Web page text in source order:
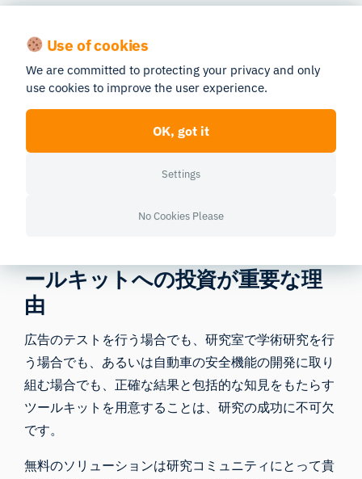
頭の角度の変化など）において、その精度は低下する
個々のアクションユニット（AU）におけるAUのバラ
ンス精度およびROCAUCの比較について、AFFDEX、
LibreFace、OpenFaceの各システム間の詳細について
ールキットへの投資が重要な理
由
広告のテストを行う場合でも、研究室で学術研究を行
う場合でも、あるいは自動車の安全機能の開発に取り
組む場合でも、正確な結果と包括的な知見をもたらす
ツールキットを用意することは、研究の成功に不可欠
です。
無料のソリューションは研究コミュニティにとって貴
Use of cookies
We are committed to protecting your privacy and only
use cookies to improve the user experience.
OK, got it
Settings
No Cookies Please